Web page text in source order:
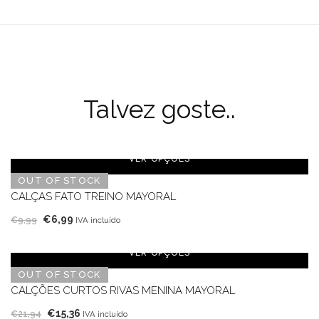
Talvez goste..
OUT OF STOCK
VER OPÇÕES
CALÇAS FATO TREINO MAYORAL
€9,99 O
original
era:
€9,99.
€6,99 O
atual
é:
€6,99.
IVA incluído
OUT OF STOCK
VER OPÇÕES
CALÇÕES CURTOS RIVAS MENINA MAYORAL
€21,94 O
€15,36 O
IVA incluído